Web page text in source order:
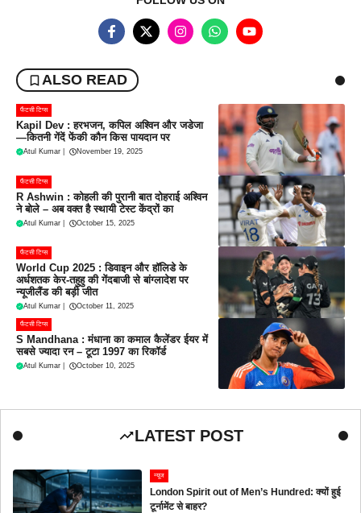
ALSO READ
फैंटसी टिप्स
Kapil Dev : हरभजन, कपिल अश्विन और जडेजा
—कितनी गेंदें फेंकी कौन किस पायदान पर
Atul Kumar November 19, 2025
फैंटसी टिप्स
R Ashwin : कोहली की पुरानी बात दोहराई अश्विन
ने बोले – अब वक्त है स्थायी टेस्ट केंद्रों का
Atul Kumar October 15, 2025
फैंटसी टिप्स
World Cup 2025 : डिवाइन और हॉलिडे के
अर्धशतक केर-तहुहु की गेंदबाजी से बांग्लादेश पर
न्यूजीलैंड की बड़ी जीत
Atul Kumar October 11, 2025
फैंटसी टिप्स
S Mandhana : मंधाना का कमाल कैलेंडर ईयर में
सबसे ज्यादा रन – टूटा 1997 का रिकॉर्ड
Atul Kumar October 10, 2025
LATEST POST
न्यूज
London Spirit out of Men’s Hundred: क्यों हुई
टूर्नामेंट से बाहर?